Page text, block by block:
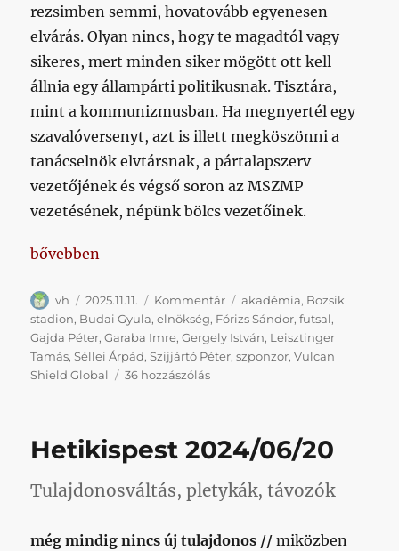
rezsimben semmi, hovatovább egyenesen
elvárás. Olyan nincs, hogy te magadtól vagy
sikeres, mert minden siker mögött ott kell
állnia egy állampárti politikusnak. Tisztára,
mint a kommunizmusban. Ha megnyertél egy
szavalóversenyt, azt is illett megköszönni a
tanácselnök elvtársnak, a pártalapszerv
vezetőjének és végső soron az MSZMP
vezetésének, népünk bölcs vezetőinek.
„A győzelem napjai jönnek, most semmik
bővebben
Szerző
vh Közzétéve
2025.11.11. Kategória
Kommentár Címke
akadémia, Bozsik
stadion, Budai Gyula,elnökség, Fórizs Sándor,futsal,
Gajda Péter,Garaba Imre,Gergely István, Leisztinger
Tamás,Séllei Árpád,Szijjártó Péter,szponzor,Vulcan
Shield Global
36 hozzászólásA
most
vagyunk,
de
leszünk!
Hetikispest 2024/06/20
Tulajdonosváltás, pletykák, távozók
még mindig nincs új tulajdonos // miközben